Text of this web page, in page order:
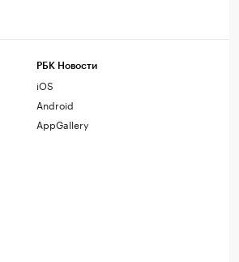
РБК Новости
iOS
Android
AppGallery